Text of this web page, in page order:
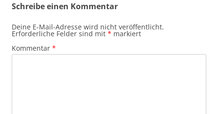
Schreibe einen Kommentar
Deine E-Mail-Adresse wird nicht veröffentlicht.
Erforderliche Felder sind mit * markiert
Kommentar *